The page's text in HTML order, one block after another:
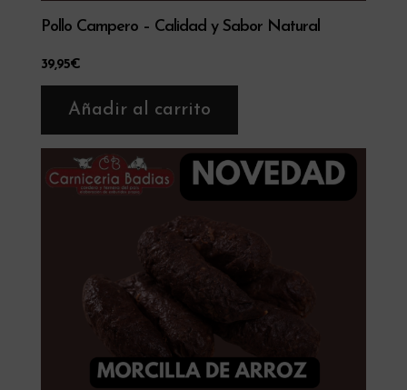
Pollo Campero – Calidad y Sabor Natural
39,95€
Añadir al carrito